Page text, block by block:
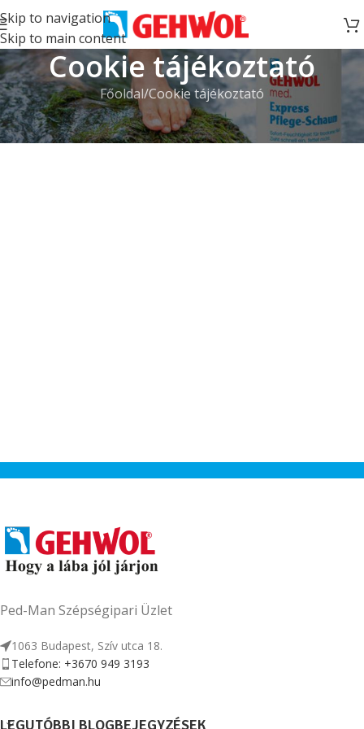
Skip to navigation
Skip to main content
Cookie tájékoztató
Főoldal Cookie tájékoztató
Dokumentum helye
Ped-Man Szépségipari Üzlet
1063 Budapest, Szív utca 18.
Telefone: +3670 949 3193
info@pedman.hu
LEGUTÓBBI BLOGBEJEGYZÉSEK